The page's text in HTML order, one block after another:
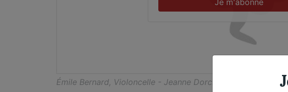
Je m'abonne
Émile Bernard, Violoncelle - Jeanne Dorche, Violoncelle